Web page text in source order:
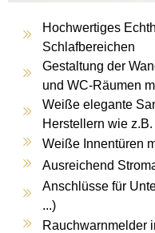
Hochwertiges
Schlafbereichen
Gestaltung der
und WC-Räumen
Weiße elegante
Herstellern wie
Weiße Innentüren
Ausreichend
Anschlüsse für
...)
Rauchwarnmelder